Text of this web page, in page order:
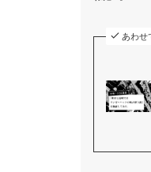
あわせ